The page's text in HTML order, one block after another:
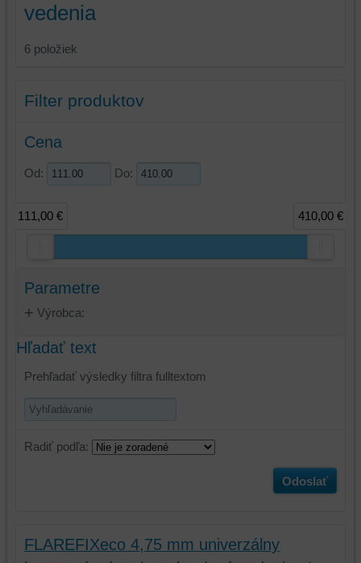
vedenia
6 položiek
Filter produktov
Cena
Od: Do:
111,00 € 410,00 €
Parametre
Výrobca:
Hľadať text
Prehľadať výsledky filtra fulltextom
Radiť podľa:
Odoslať
FLAREFIXeco 4,75 mm univerzálny